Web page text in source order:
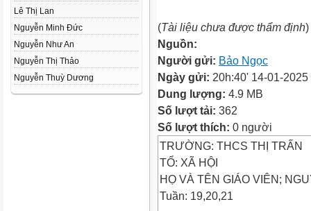
Lê Thị Lan
Nguyễn Minh Đức
Nguyễn Như An
Nguyễn Thị Thảo
Nguyễn Thuỳ Dương
(Tài liệu chưa được thẩm định)
Nguồn:
Người gửi: Bảo Ngọc
Ngày gửi: 20h:40' 14-01-2025
Dung lượng: 4.9 MB
Số lượt tải: 362
Số lượt thích: 0 người
TRƯỜNG: THCS THỊ TRẤN
TỔ: XÃ HỘI
HỌ VÀ TÊN GIÁO VIÊN;
Tuần: 19,20,21